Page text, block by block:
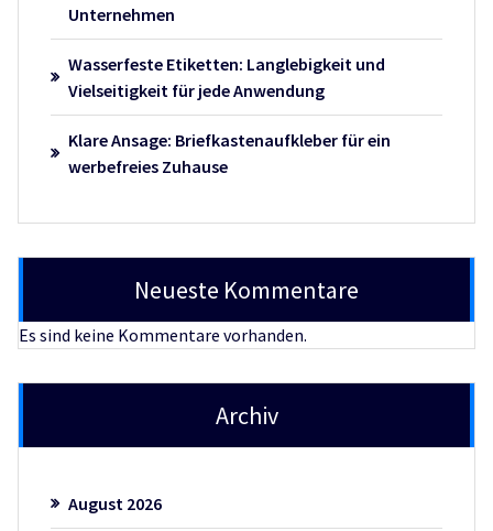
Unternehmen
Wasserfeste Etiketten: Langlebigkeit und
Vielseitigkeit für jede Anwendung
Klare Ansage: Briefkastenaufkleber für ein
werbefreies Zuhause
Neueste Kommentare
Es sind keine Kommentare vorhanden.
Archiv
August 2026